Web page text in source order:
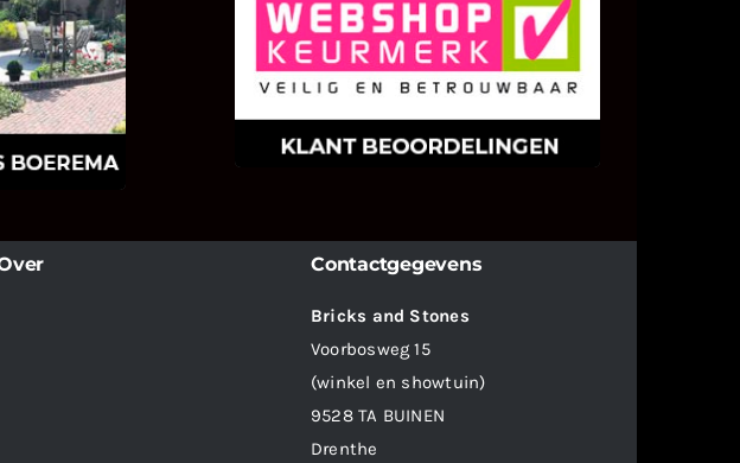
is en
in de
tegels!
KLANT BEOORDELINGEN
We zijn er zeer op gesteld om te
weten wat u als klant van ons en
onze diensten vindt.
Contactgegevens
Bricks and Stones
Voorbosweg 15
(winkel en showtuin)
9528 TA BUINEN
Drenthe